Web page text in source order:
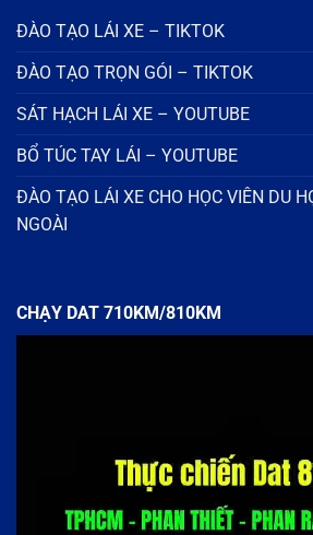
ĐÀO TẠO LÁI XE – TIKTOK
ĐÀO TẠO TRỌN GÓI – TIKTOK
SÁT HẠCH LÁI XE – YOUTUBE
BỔ TÚC TAY LÁI – YOUTUBE
ĐÀO TẠO LÁI XE CHO HỌC VIÊN DU
NGOÀI
CHẠY DAT 710KM/810KM